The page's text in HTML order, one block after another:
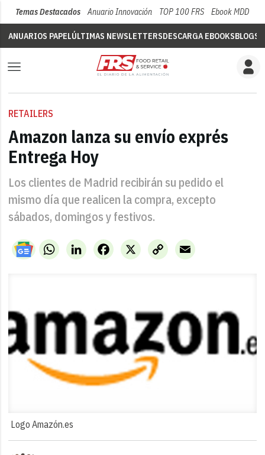
Temas Destacados Anuario Innovación TOP 100 FRS Ebook MDD
ANUARIOS PAPELÚLTIMAS NEWSLETTERSDESCARGA EBOOKSBLOGS
RETAILERS
Amazon lanza su envío exprés
Entrega Hoy
Los clientes de Madrid recibirán su pedido el
mismo día que realicen la compra, excepto
sábados, domingos y festivos.
WhatsAppLinkedIn X
Facebook
Copy
Link
Email
Logo Amazón.es